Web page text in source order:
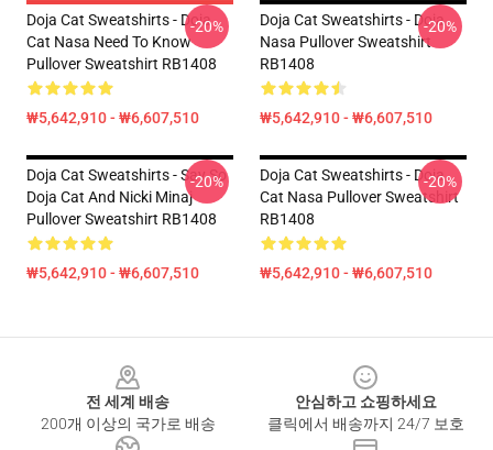
Doja Cat Sweatshirts - Doja
Cat Nasa Need To Know
Pullover Sweatshirt RB1408
₩5,642,910 - ₩6,607,510
-20%
Doja Cat Sweatshirts - Doja
Nasa Pullover Sweatshirt
RB1408
₩5,642,910 - ₩6,607,510
-20%
Doja Cat Sweatshirts - Say So
Doja Cat And Nicki Minaj
Pullover Sweatshirt RB1408
₩5,642,910 - ₩6,607,510
-20%
Doja Cat Sweatshirts - Doja
Cat Nasa Pullover Sweatshirt
RB1408
₩5,642,910 - ₩6,607,510
-20%
전 세계 배송
200개 이상의 국가로 배송
안심하고 쇼핑하세요
클릭에서 배송까지 24/7 보호